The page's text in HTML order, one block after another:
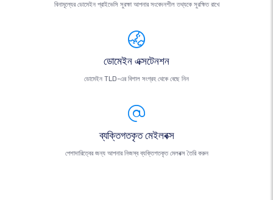
বিনামূল্যের ডোমেইন প্রাইভেসি সুরক্ষা আপনার সংবেদনশীল তথ্যকে সুরক্ষিত রাখে
ডোমেইন এক্সটেনশন
ডোমেইন TLD-এর বিশাল সংগ্রহ থেকে বেছে নিন
ব্যক্তিগতকৃত মেইলবক্স
পেশাদারিত্বের জন্য আপনার নিজস্ব ব্যক্তিগতকৃত মেলবক্স তৈরি করুন